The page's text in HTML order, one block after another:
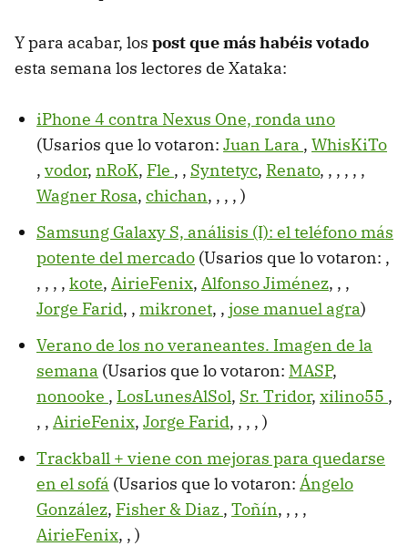
Y para acabar, los post que más habéis votado
esta semana los lectores de Xataka:
iPhone 4 contra Nexus One, ronda uno
(Usarios que lo votaron: Juan Lara , WhisKiTo
, vodor, nRoK, Fle , , Syntetyc, Renato, , , , , ,
Wagner Rosa, chichan, , , , )
Samsung Galaxy S, análisis (I): el teléfono más
potente del mercado (Usarios que lo votaron: ,
, , , , kote, AirieFenix, Alfonso Jiménez, , ,
Jorge Farid, , mikronet, , jose manuel agra)
Verano de los no veraneantes. Imagen de la
semana (Usarios que lo votaron: MASP,
nonooke , LosLunesAlSol, Sr. Tridor, xilino55 ,
, , AirieFenix, Jorge Farid, , , , )
Trackball + viene con mejoras para quedarse
en el sofá (Usarios que lo votaron: Ángelo
González, Fisher & Diaz , Toñín, , , ,
AirieFenix, , )